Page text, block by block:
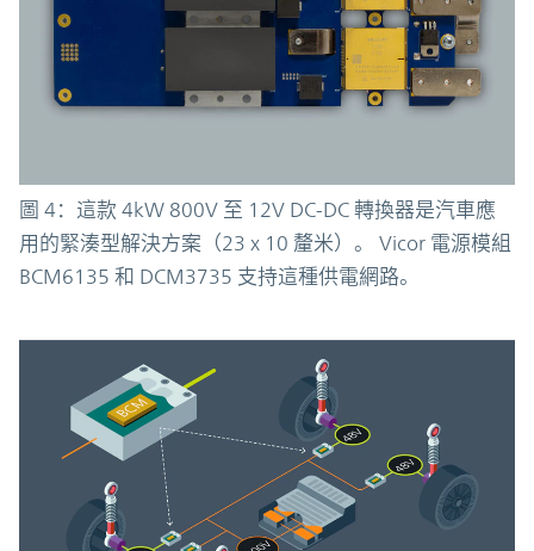
圖 4：這款 4kW 800V 至 12V DC-DC 轉換器是汽車應
用的緊湊型解決方案（23 x 10 釐米）。 Vicor 電源模組
BCM6135 和 DCM3735 支持這種供電網路。